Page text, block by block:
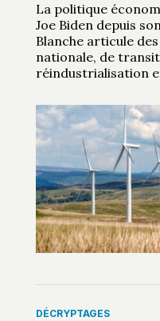
La politique
Joe Biden depuis
Blanche articule
nationale, de
réindustrialisation
DÉCRYPTAGES